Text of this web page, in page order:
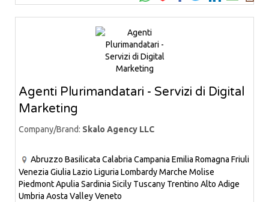
Agenti Plurimandatari - Servizi di Digital
Marketing
Company/Brand: Skalo Agency LLC
Abruzzo Basilicata Calabria Campania Emilia Romagna Friuli
Venezia Giulia Lazio Liguria LombardyMarche Molise
PiedmontApulia Sardinia Sicily Tuscany Trentino Alto Adige
Umbria Aosta ValleyVeneto